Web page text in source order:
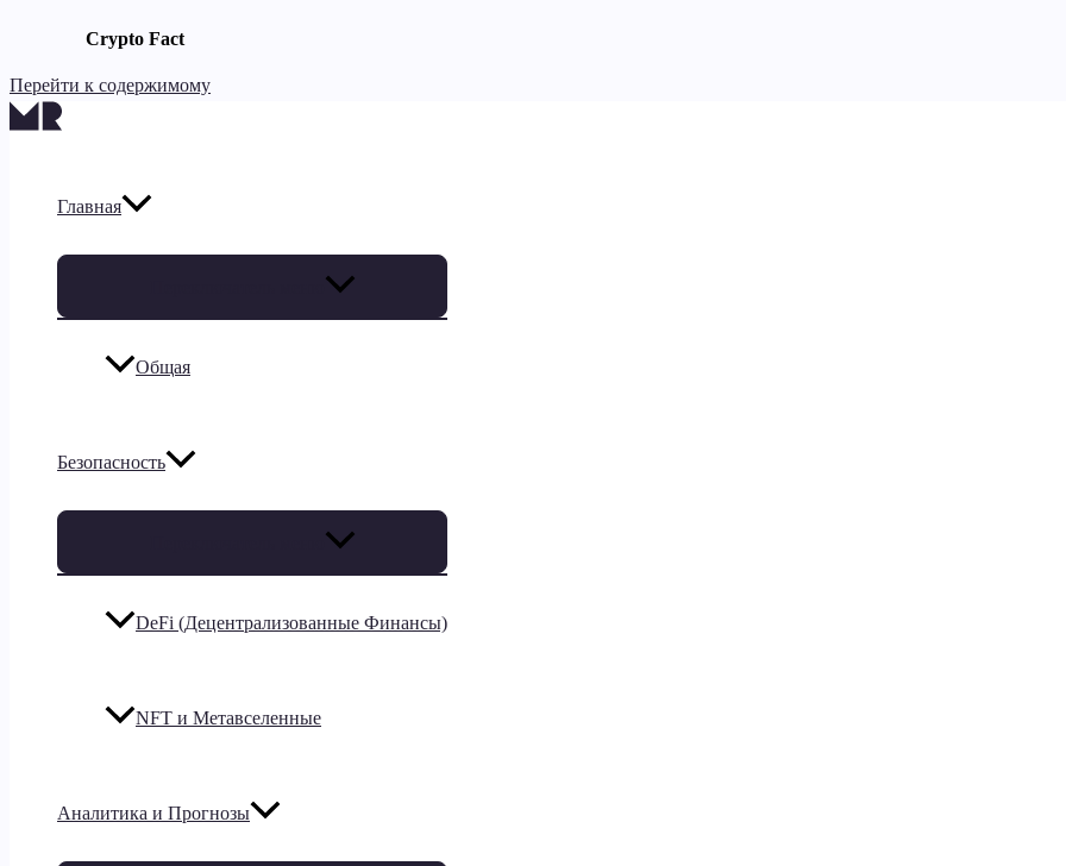
Crypto Fact
Перейти к содержимому
Главная
Общая
Безопасность
DeFi (Децентрализованные Финансы)
NFT и Метавселенные
Аналитика и Прогнозы